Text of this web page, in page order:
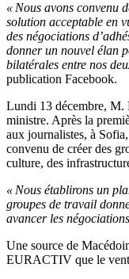
« Nous avons convenu
solution acceptable en
des négociations
donner un nouvel élan
bilatérales entre nos
publication Facebook.
Lundi 13 décembre, M.
ministre. Après la
aux journalistes, à
convenu de créer des
culture, des
« Nous établirons un
groupes de travail
avancer les
Une source de
EURACTIV que le vent